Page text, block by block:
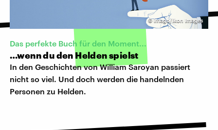
©imago/Ikon Images
Das perfekte Buch für den Moment...
…wenn du den Helden spielst
In den Geschichten von William Saroyan passiert
nicht so viel. Und doch werden die handelnden
Personen zu Helden.